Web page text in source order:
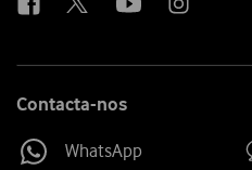
Contacta-nos
WhatsApp